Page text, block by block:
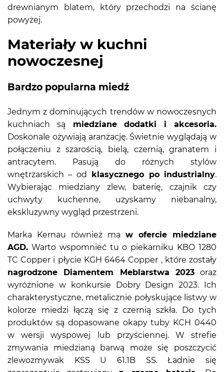
drewnianym blatem, który przechodzi na ścianę
powyżej.
Materiały w kuchni
nowoczesnej
Bardzo popularna miedź
Jednym z dominujących trendów w nowoczesnych
kuchniach są miedziane dodatki i akcesoria.
Doskonale ożywiają aranżację. Świetnie wyglądają w
połączeniu z szarością, bielą, czernią, granatem i
antracytem. Pasują do różnych stylów
wnętrzarskich – od klasycznego po industrialny.
Wybierając miedziany zlew, baterię, czajnik czy
uchwyty kuchenne, uzyskamy niebanalny,
ekskluzywny wygląd przestrzeni.
Marka Kernau również ma w ofercie miedziane
AGD. Warto wspomnieć tu o piekarniku KBO 1280
TC Copper i płycie KGH 6464 Copper , które zostały
nagrodzone Diamentem Meblarstwa 2023oraz
wyróżnione w konkursie Dobry Design 2023. Ich
charakterystyczne, metalicznie połyskujące listwy w
kolorze miedzi łączą się z czernią szkła. Do tych
produktów są dopasowane okapy tuby KCH 0440
w wersji wyspowej lub przyściennej. W strefie
zmywania miedzianą barwą może się poszczycić
zlewozmywak KSS U 61.1B SS. Ładnie się